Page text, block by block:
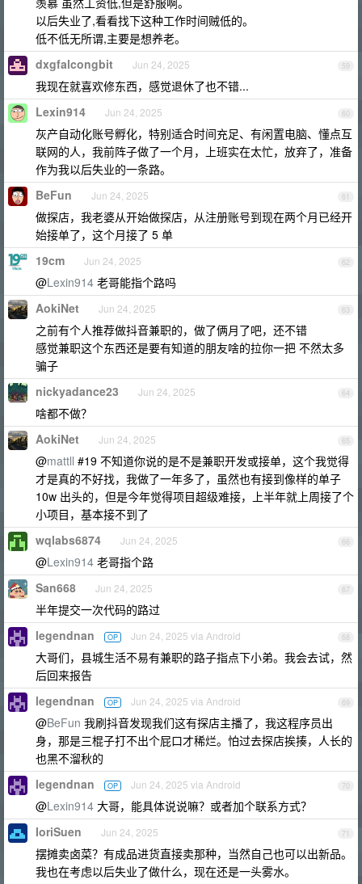
以后失业了,看看找下这种工作时间贼低的。
低不低无所谓,主要是想养老。
59
dxgfalcongbit Jun 24, 2025
我现在就喜欢修东西，感觉退休了也不错...
60
Lexin914 Jun 24, 2025
灰产自动化账号孵化，特别适合时间充足、有闲置电脑、懂点互
联网的人，我前阵子做了一个月，上班实在太忙，放弃了，准备
作为我以后失业的一条路。
61
BeFun Jun 24, 2025
做探店，我老婆从开始做探店，从注册账号到现在两个月已经开
始接单了，这个月接了 5 单
62
19cm Jun 24, 2025
@Lexin914 老哥能指个路吗
63
AokiNet Jun 24, 2025
之前有个人推荐做抖音兼职的，做了俩月了吧，还不错
感觉兼职这个东西还是要有知道的朋友啥的拉你一把 不然太多
骗子
64
nickyadance23 Jun 24, 2025
啥都不做？
65
AokiNet Jun 24, 2025
@mattll #19 不知道你说的是不是兼职开发或接单，这个我觉得
才是真的不好找，我做了一年多了，虽然也有接到像样的单子
10w 出头的，但是今年觉得项目超级难接，上半年就上周接了个
小项目，基本接不到了
66
wqlabs6874 Jun 24, 2025
@Lexin914 老哥指个路
67
San668 Jun 24, 2025
半年提交一次代码的路过
68
legendnan OP Jun 24, 2025 via Android
大哥们，县城生活不易有兼职的路子指点下小弟。我会去试，然
后回来报告
69
legendnan OP Jun 24, 2025 via Android
@BeFun 我刷抖音发现我们这有探店主播了，我这程序员出
身，那是三棍子打不出个屁口才稀烂。怕过去探店挨揍，人长的
也黑不溜秋的
70
legendnan OP Jun 24, 2025 via Android
@Lexin914 大哥，能具体说说嘛？或者加个联系方式？
71
IoriSuen Jun 24, 2025
摆摊卖卤菜？有成品进货直接卖那种，当然自己也可以出新品。
我也在考虑以后失业了做什么，现在还是一头雾水。